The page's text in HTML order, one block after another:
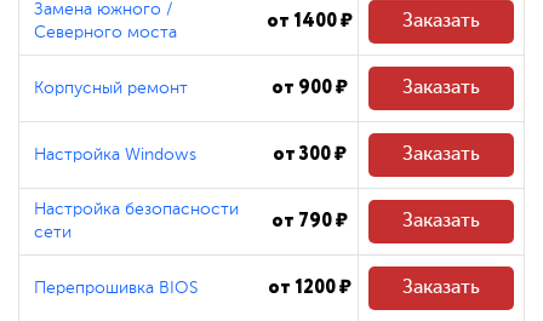
Замена южного /
Северного моста
от 1400 ₽ Заказать
Корпусный ремонт от 900 ₽ Заказать
Настройка Windows от 300 ₽ Заказать
Настройка безопасности
сети
от 790 ₽ Заказать
Перепрошивка BIOS от 1200 ₽ Заказать